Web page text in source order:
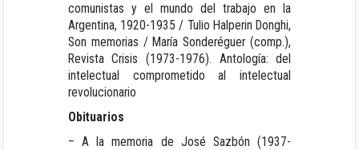
comunistas y el mundo del trabajo en la
Argentina, 1920-1935 / Tulio Halperin Donghi,
Son memorias / María Sonderéguer (comp.),
Revista Crisis (1973-1976). Antología: del
intelectual comprometido al intelectual
revolucionario
Obituarios
– A la memoria de José Sazbón (1937-